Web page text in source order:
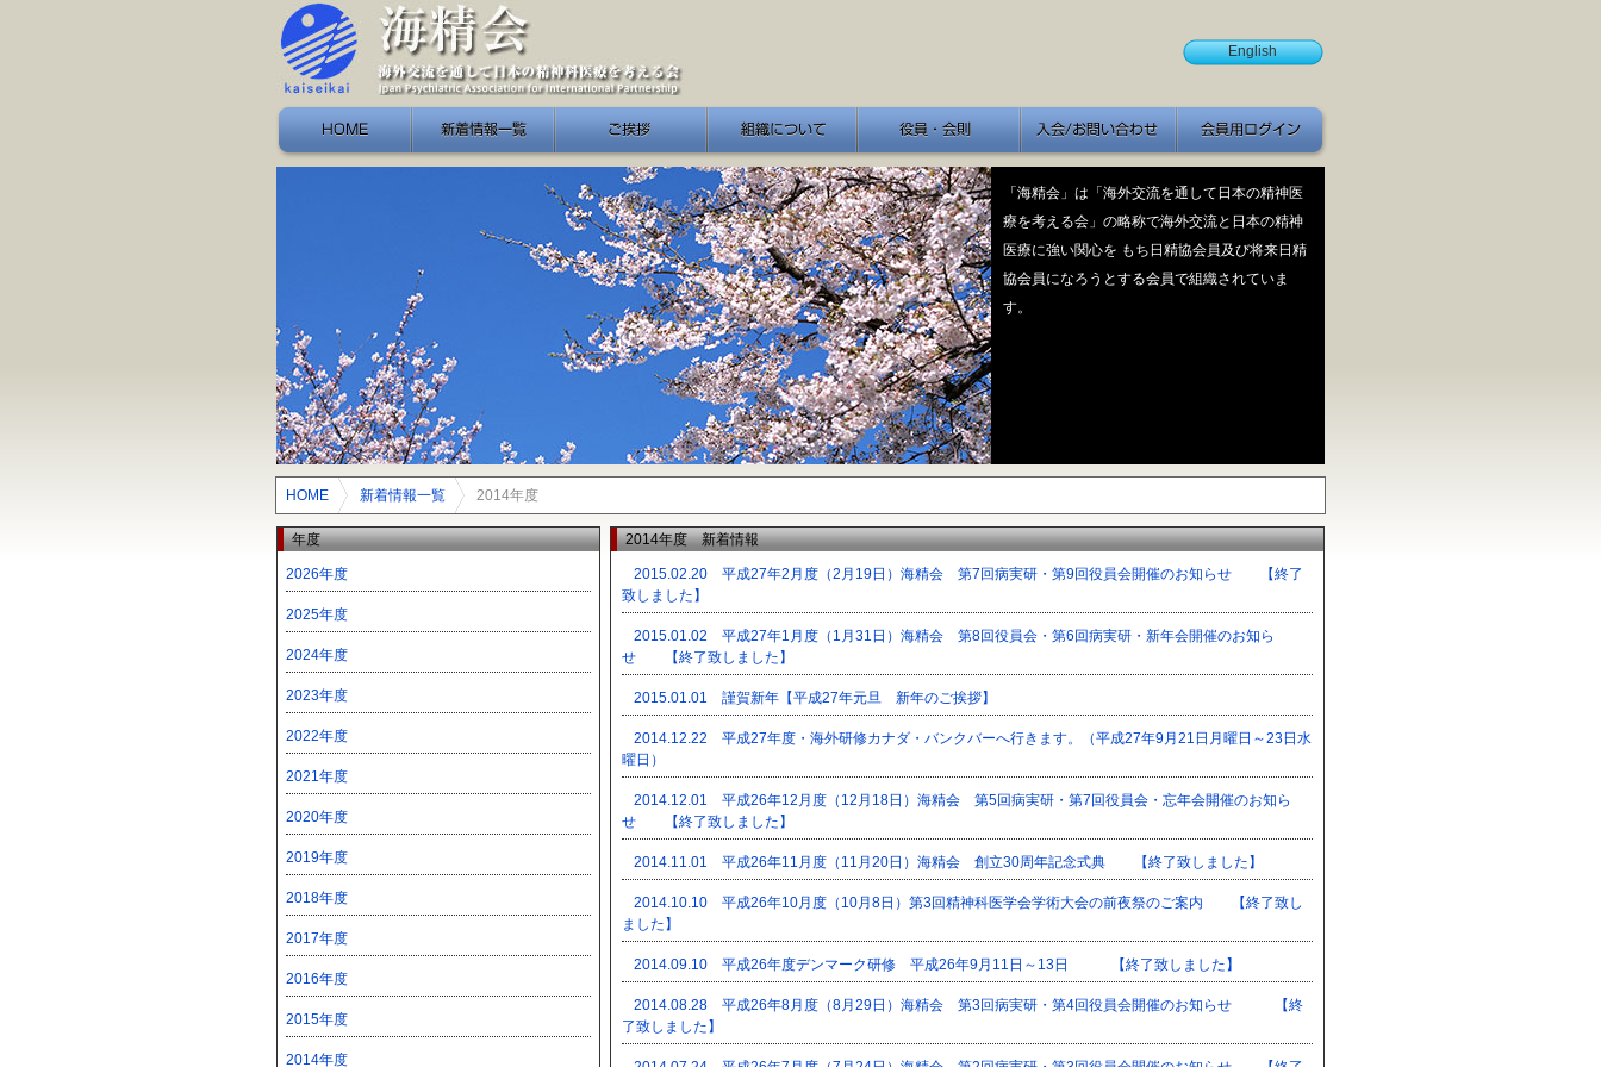
English
HOME 新着情報一覧 会長ご挨拶 組織について 会員・会則 入会/お問い合わせ
「海精会」は「海外交流を通して日本の精神医
療を考える会」の略称で海外交流と日本の精神
医療に強い関心を もち日精協会員及び将来日精
協会員になろうとする会員で組織されていま
す。
HOME 新着情報一覧 2014年度
2014年度 新着情報
2015.02.20 平成27年2月度（2月19日）海精会 第7回病実研・第9回役員会開催のお知らせ 【終了
致しました】
2015.01.02 平成27年1月度（1月31日）海精会 第8回役員会・第6回病実研・新年会開催のお知ら
せ 【終了致しました】
2015.01.01 謹賀新年【平成27年元旦 新年のご挨拶】
2014.12.22 平成27年度・海外研修カナダ・バンクバーへ行きます。（平成27年9月21日月曜日～23日水
曜日）
2014.12.01 平成26年12月度（12月18日）海精会 第5回病実研・第7回役員会・忘年会開催のお知ら
せ 【終了致しました】
2014.11.01 平成26年11月度（11月20日）海精会 創立30周年記念式典 【終了致しました】
2014.10.10 平成26年10月度（10月8日）第3回精神科医学会学術大会の前夜祭のご案内 【終了致し
ました】
2014.09.10 平成26年度デンマーク研修 平成26年9月11日～13日 【終了致しました】
2014.08.28 平成26年8月度（8月29日）海精会 第3回病実研・第4回役員会開催のお知らせ 【終
了致しました】
年度
2026年度
2025年度
2024年度
2023年度
2022年度
2021年度
2020年度
2019年度
2018年度
2017年度
2016年度
2015年度
2014年度